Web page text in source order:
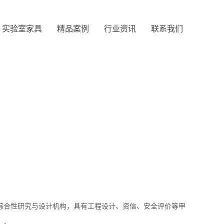
实验室家具 精品案例 行业资讯 联系我们
性研究与设计机构，具有工程设计、资信、安全评价等甲